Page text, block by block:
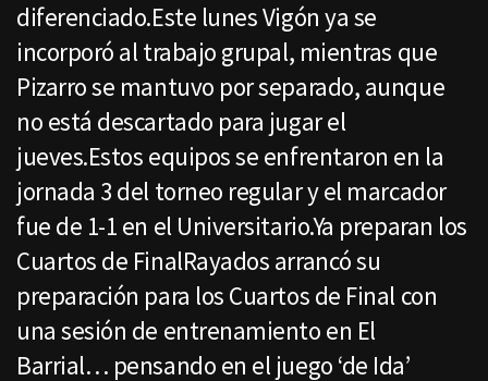
diferenciado.Este lunes Vigón ya se
incorporó al trabajo grupal, mientras que
Pizarro se mantuvo por separado, aunque
no está descartado para jugar el
jueves.Estos equipos se enfrentaron en la
jornada 3 del torneo regular y el marcador
fue de 1-1 en el Universitario.Ya preparan los
Cuartos de FinalRayados arrancó su
preparación para los Cuartos de Final con
una sesión de entrenamiento en El
Barrial… pensando en el juego ‘de Ida’